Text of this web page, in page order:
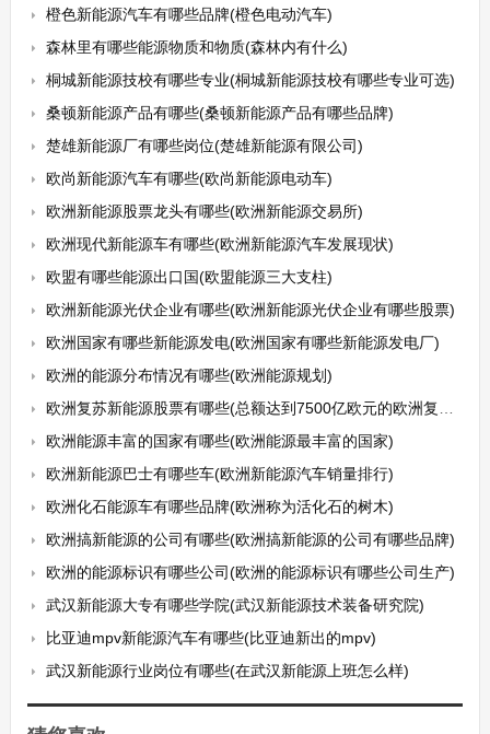
橙色新能源汽车有哪些品牌(橙色电动汽车)
森林里有哪些能源物质和物质(森林内有什么)
桐城新能源技校有哪些专业(桐城新能源技校有哪些专业可选)
桑顿新能源产品有哪些(桑顿新能源产品有哪些品牌)
楚雄新能源厂有哪些岗位(楚雄新能源有限公司)
欧尚新能源汽车有哪些(欧尚新能源电动车)
欧洲新能源股票龙头有哪些(欧洲新能源交易所)
欧洲现代新能源车有哪些(欧洲新能源汽车发展现状)
欧盟有哪些能源出口国(欧盟能源三大支柱)
欧洲新能源光伏企业有哪些(欧洲新能源光伏企业有哪些股票)
欧洲国家有哪些新能源发电(欧洲国家有哪些新能源发电厂)
欧洲的能源分布情况有哪些(欧洲能源规划)
欧洲复苏新能源股票有哪些(总额达到7500亿欧元的欧洲复苏基金的协议能够达成)
欧洲能源丰富的国家有哪些(欧洲能源最丰富的国家)
欧洲新能源巴士有哪些车(欧洲新能源汽车销量排行)
欧洲化石能源车有哪些品牌(欧洲称为活化石的树木)
欧洲搞新能源的公司有哪些(欧洲搞新能源的公司有哪些品牌)
欧洲的能源标识有哪些公司(欧洲的能源标识有哪些公司生产)
武汉新能源大专有哪些学院(武汉新能源技术装备研究院)
比亚迪mpv新能源汽车有哪些(比亚迪新出的mpv)
武汉新能源行业岗位有哪些(在武汉新能源上班怎么样)